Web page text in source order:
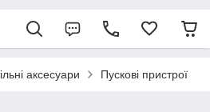
аксесуари Пускові пристрої